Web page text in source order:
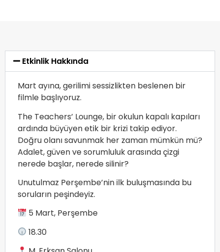
Etkinlik Hakkında
Mart ayına, gerilimi sessizlikten beslenen bir
filmle başlıyoruz.
The Teachers’ Lounge, bir okulun kapalı kapıları
ardında büyüyen etik bir krizi takip ediyor.
Doğru olanı savunmak her zaman mümkün mü?
Adalet, güven ve sorumluluk arasında çizgi
nerede başlar, nerede silinir?
Unutulmaz Perşembe’nin ilk buluşmasında bu
soruların peşindeyiz.
5 Mart, Perşembe
18.30